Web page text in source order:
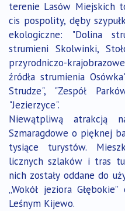
terenie Lasów Miejskich
cis pospolity, dęby
ekologiczne: "Dolina
strumieni Skolwinki,
przyrodniczo-
źródła strumienia
Strudze", "Zespół
"Jezierzyce".
Niewątpliwą atrakcją
Szmaragdowe o pięknej
tysiące turystów.
licznych szlaków i tras
nich zostały oddane do
„Wokół jeziora
Leśnym Kijewo.